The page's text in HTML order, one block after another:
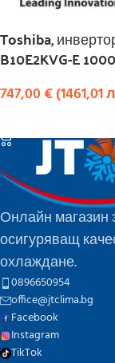
Toshiba,
B10E2KVG-E
747,00€(1461,01
Онлайн магазин
осигуряващ
охлаждане.
0896650954
office@jtclima.bg
Facebook
Instagram
TikTok